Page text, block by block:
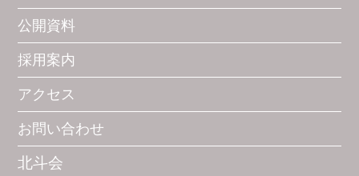
公開資料
採用案内
アクセス
お問い合わせ
北斗会